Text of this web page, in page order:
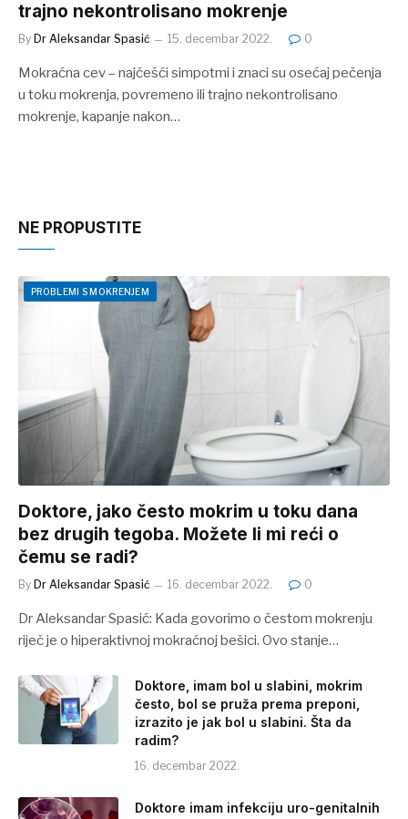
trajno nekontrolisano mokrenje
By Dr Aleksandar Spasić 15. decembar 2022. 0
Mokraćna cev – najčešći simpotmi i znaci su osećaj pečenja
u toku mokrenja, povremeno ili trajno nekontrolisano
mokrenje, kapanje nakon…
NE PROPUSTITE
PROBLEMI S MOKRENJEM
Doktore, jako često mokrim u toku dana
bez drugih tegoba. Možete li mi reći o
čemu se radi?
By Dr Aleksandar Spasić 16. decembar 2022. 0
Dr Aleksandar Spasić: Kada govorimo o čestom mokrenju
riječ je o hiperaktivnoj mokraćnoj bešici. Ovo stanje…
Doktore, imam bol u slabini, mokrim
često, bol se pruža prema preponi,
izrazito je jak bol u slabini. Šta da
radim?
16. decembar 2022.
Doktore imam infekciju uro-genitalnih